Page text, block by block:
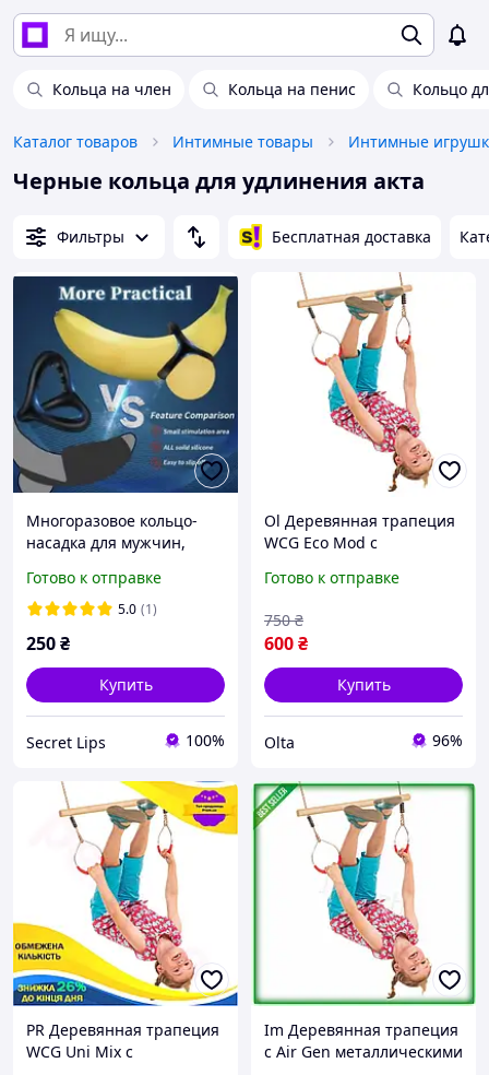
Кольца на член Кольца на пенис Кольцо
Каталог товаров Интимные товары Интимные
Черные кольца для удлинения акта
Фильтры Бесплатная доставка
Многоразовое кольцо-
насадка для мужчин,
кольцо для удлинения
акта
Готово к отправке
5.0 (1)
250₴
Купить
Secret Lips 100%
Ol Деревянная трапеция
WCG Eco Mod с
кольцами для детей
для физи TOP22-G
Готово к отправке
600₴
750 ₴
Купить
Olta 96%
PR Деревянная трапеция
WCG Uni Mix с
Im Деревянная трапеция
с Air Gen металлическими